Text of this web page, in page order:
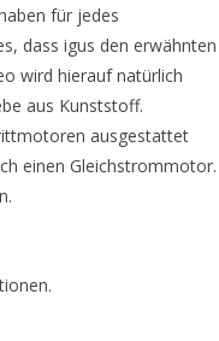
für jedes
dass igus den erwähnten
wird hierauf natürlich
aus Kunststoff.
ausgestattet
einen Gleichstrommotor.